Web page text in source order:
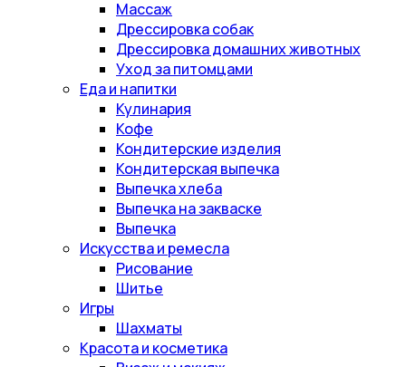
Массаж
Дрессировка собак
Дрессировка домашних животных
Уход за питомцами
Еда и напитки
Кулинария
Кофе
Кондитерские изделия
Кондитерская выпечка
Выпечка хлеба
Выпечка на закваске
Выпечка
Искусства и ремесла
Рисование
Шитье
Игры
Шахматы
Красота и косметика